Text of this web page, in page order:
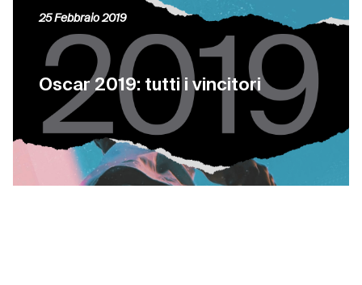
Oscar 2019: tutti i vincitori
25 Febbraio 2019